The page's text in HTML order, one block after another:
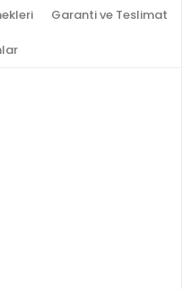
Garanti ve Teslimat